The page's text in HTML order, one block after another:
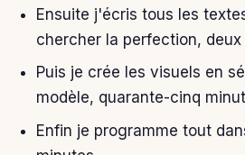
Ensuite j'écris tous les
chercher la perfection, deux
Puis je crée les visuels en
modèle, quarante-cinq
Enfin je programme tout